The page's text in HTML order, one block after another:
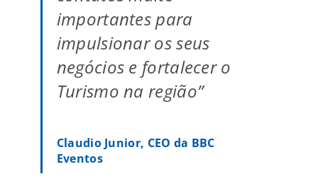
importantes para
impulsionar os seus
negócios e fortalecer o
Turismo na região”
Claudio Junior, CEO da BBC
Eventos